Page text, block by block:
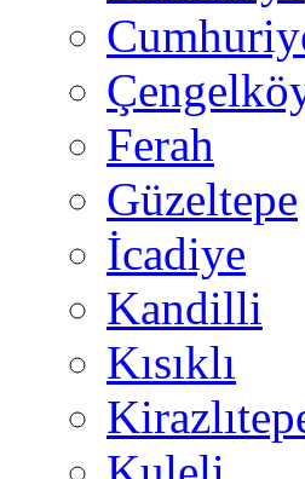
Ferah
Güzeltepe
İcadiye
Kandilli
Kısıklı